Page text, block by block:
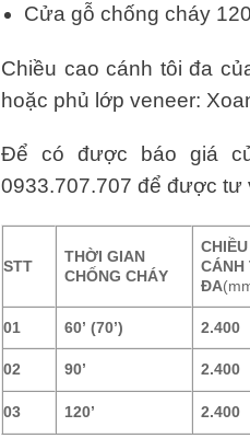
Cửa gỗ chống cháy
Chiều cao cánh tôi đa
hoặc phủ lớp veneer:
Để có được báo giá
0933.707.707 để được tư
STT
THỜI GIAN
CHỐNG CHÁY
CÁNH
ĐA
01 60’ (70’) 2.400
02 90’ 2.400
03 120’ 2.400